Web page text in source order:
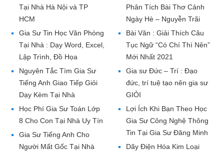
Tại Nhà Hà Nội và TP
HCM
Gia Sư Tin Học Văn Phòng
Tại Nhà : Dạy Word, Excel,
Lập Trình, Đồ Họa
Nguyên Tắc Tìm Gia Sư
Tiếng Anh Giao Tiếp Giỏi
Dạy Kèm Tại Nhà
Học Phí Gia Sư Toán Lớp
8 Cho Con Tại Nhà Uy Tín
Gia Sư Tiếng Anh Cho
Người Mất Gốc Tại Nhà
Phân Tích Bài Thơ Cảnh
Ngày Hè – Nguyễn Trãi
Bài Văn : Giải Thích Câu
Tục Ngữ “Có Chí Thì Nên”
Mới Nhất 2021
Gia sư Đức – Trí : Đạo
đức, trí tuệ tạo nên gia sư
GIỎI
Lợi Ích Khi Bạn Theo Học
Gia Sư Công Nghệ Thông
Tin Tại Gia Sư Đăng Minh
Dãy Điện Hóa Kim Loại